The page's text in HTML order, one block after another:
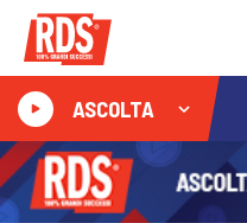
ASCOLTA